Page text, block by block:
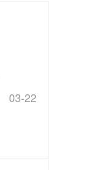
03-22